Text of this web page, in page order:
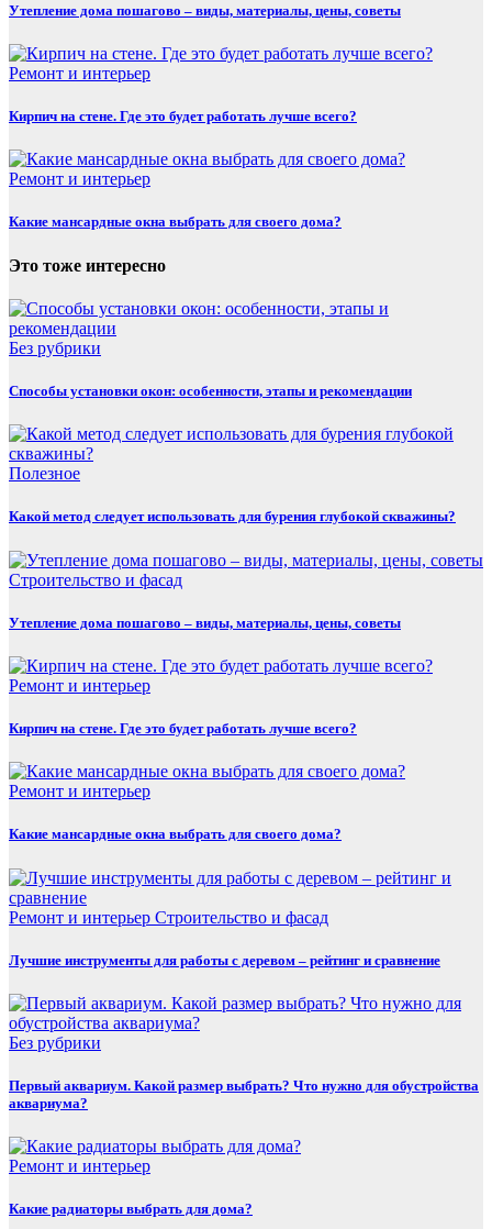
Утепление дома пошагово – виды, материалы, цены, советы
Ремонт и интерьер
Кирпич на стене. Где это будет работать лучше всего?
Ремонт и интерьер
Какие мансардные окна выбрать для своего дома?
Это тоже интересно
Без рубрики
Способы установки окон: особенности, этапы и рекомендации
Полезнoe
Какой метод следует использовать для бурения глубокой скважины?
Строительство и фасад
Утепление дома пошагово – виды, материалы, цены, советы
Ремонт и интерьер
Кирпич на стене. Где это будет работать лучше всего?
Ремонт и интерьер
Какие мансардные окна выбрать для своего дома?
Ремонт и интерьер Строительство и фасад
Лучшие инструменты для работы с деревом – рейтинг и сравнение
Без рубрики
Первый аквариум. Какой размер выбрать? Что нужно для обустройства
аквариума?
Ремонт и интерьер
Какие радиаторы выбрать для дома?